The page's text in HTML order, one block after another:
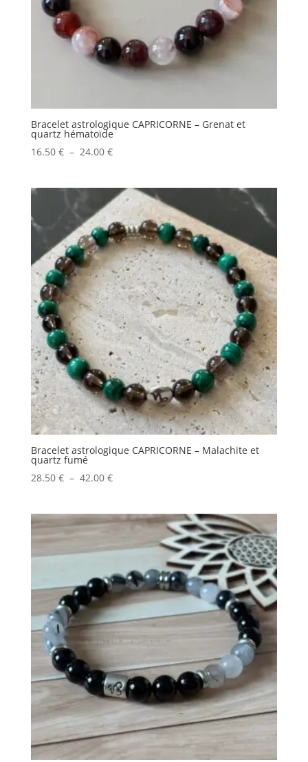
Bracelet astrologique CAPRICORNE – Grenat et
quartz hématoïde
16.50 € – 24.00 €Plage
16.50 €
à
24.00 €
Bracelet astrologique CAPRICORNE – Malachite et
quartz fumé
28.50 € – 42.00 €Plage
28.50 €